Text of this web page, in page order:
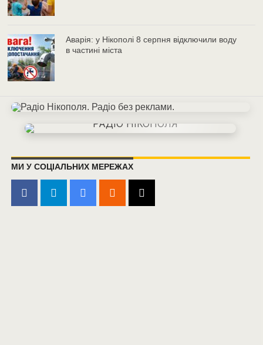
Аварія: у Нікополі 8 серпня відключили воду
в частині міста
МИ У СОЦІАЛЬНИХ МЕРЕЖАХ